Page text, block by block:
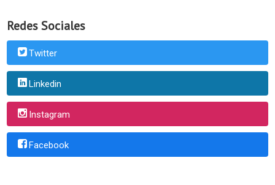
Redes Sociales
Twitter
Linkedin
Instagram
Facebook